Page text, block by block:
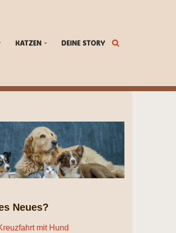
KATZEN DEINE STORY
Neues?
mit Hund